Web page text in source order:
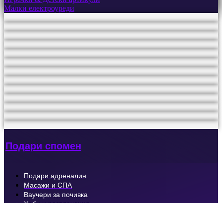
Малки електроуреди
Подари спомен
Подари адреналин
Масажи и СПА
Ваучери за почивка